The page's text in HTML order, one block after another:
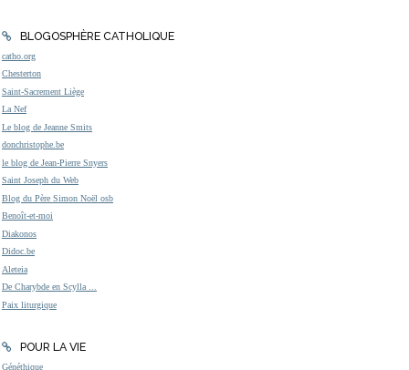
BLOGOSPHÈRE CATHOLIQUE
catho.org
Chesterton
Saint-Sacrement Liège
La Nef
Le blog de Jeanne Smits
donchristophe.be
le blog de Jean-Pierre Snyers
Saint Joseph du Web
Blog du Père Simon Noël osb
Benoît-et-moi
Diakonos
Didoc.be
Aleteia
De Charybde en Scylla ...
Paix liturgique
POUR LA VIE
Généthique